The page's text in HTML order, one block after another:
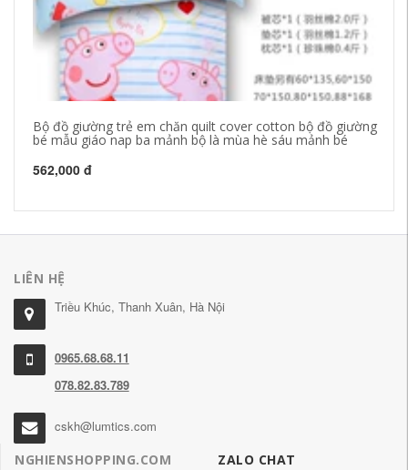
Bộ đồ giường trẻ em chăn quilt cover cotton bộ đồ giường
bé mẫu giáo nap ba mảnh bộ là mùa hè sáu mảnh bé
562,000 đ
LIÊN HỆ
Triều Khúc, Thanh Xuân, Hà Nội
0965.68.68.11
078.82.83.789
cskh@lumtics.com
NGHIENSHOPPING.COM
ZALO CHAT